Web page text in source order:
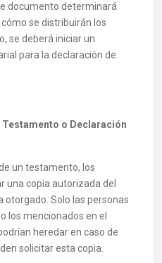
documento determinará
se distribuirán los
se deberá iniciar un
para la declaración de
o Declaración
un testamento, los
una copia autorizada del
otorgado. Solo las personas
los mencionados en el
heredar en caso de
solicitar esta copia.